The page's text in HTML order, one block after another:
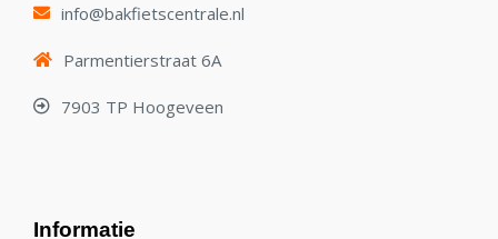
info@bakfietscentrale.nl
Parmentierstraat 6A
7903 TP Hoogeveen
Informatie